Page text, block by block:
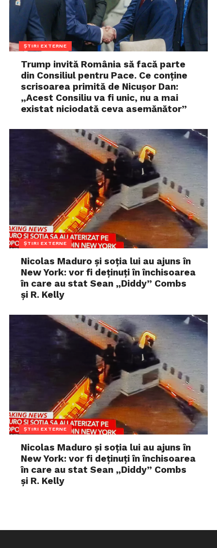
ȘTIRI EXTERNE
Trump invită România să facă parte
din Consiliul pentru Pace. Ce conține
scrisoarea primită de Nicușor Dan:
„Acest Consiliu va fi unic, nu a mai
existat niciodată ceva asemănător”
ȘTIRI EXTERNE
Nicolas Maduro și soția lui au ajuns în
New York: vor fi deținuți în închisoarea
în care au stat Sean „Diddy” Combs
și R. Kelly
ȘTIRI EXTERNE
Nicolas Maduro și soția lui au ajuns în
New York: vor fi deținuți în închisoarea
în care au stat Sean „Diddy” Combs
și R. Kelly